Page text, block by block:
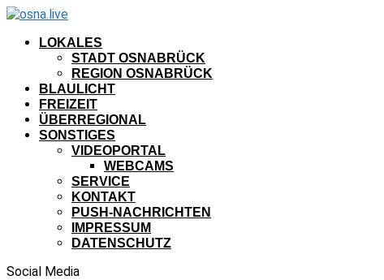
LOKALES
STADT OSNABRÜCK
REGION OSNABRÜCK
BLAULICHT
FREIZEIT
ÜBERREGIONAL
SONSTIGES
VIDEOPORTAL
WEBCAMS
SERVICE
KONTAKT
PUSH-NACHRICHTEN
IMPRESSUM
DATENSCHUTZ
Social Media